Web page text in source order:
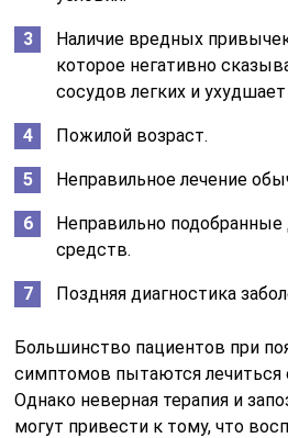
Наличие вредных
которое негативно
сосудов легких и
Пожилой возраст.
Неправильное лечение
Неправильно
средств.
Поздняя диагностика
Большинство пациентов при
симптомов пытаются лечиться
Однако неверная терапия и
могут привести к тому, что